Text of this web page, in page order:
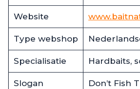
Website
Type webshop
Specialisatie Hardbaits,
Slogan Don’t Fish